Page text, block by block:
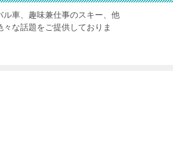
車、趣味兼仕事のスキー、他
な話題をご提供しておりま